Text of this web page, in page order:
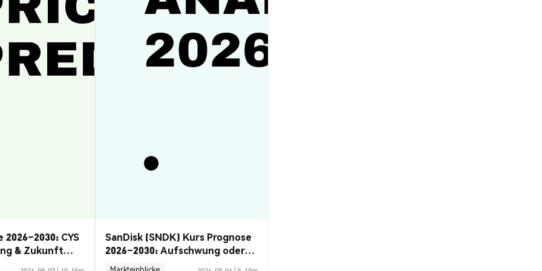
2026–2030: CYS
& Zukunft
SanDisk (SNDK) Kurs Prognose
2026–2030: Aufschwung oder
Rückzug?